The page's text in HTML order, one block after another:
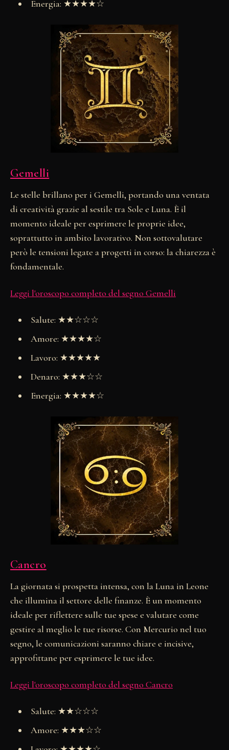
Energia: ★★★★☆
Gemelli
Le stelle brillano per i Gemelli, portando una ventata
di creatività grazie al sestile tra Sole e Luna. È il
momento ideale per esprimere le proprie idee,
soprattutto in ambito lavorativo. Non sottovalutare
però le tensioni legate a progetti in corso: la chiarezza è
fondamentale.
Leggi l'oroscopo completo del segno Gemelli
Salute: ★★☆☆☆
Amore: ★★★★☆
Lavoro: ★★★★★
Denaro: ★★★☆☆
Energia: ★★★★☆
Cancro
La giornata si prospetta intensa, con la Luna in Leone
che illumina il settore delle finanze. È un momento
ideale per riflettere sulle tue spese e valutare come
gestire al meglio le tue risorse. Con Mercurio nel tuo
segno, le comunicazioni saranno chiare e incisive,
approfittane per esprimere le tue idee.
Leggi l'oroscopo completo del segno Cancro
Salute: ★★☆☆☆
Amore: ★★★☆☆